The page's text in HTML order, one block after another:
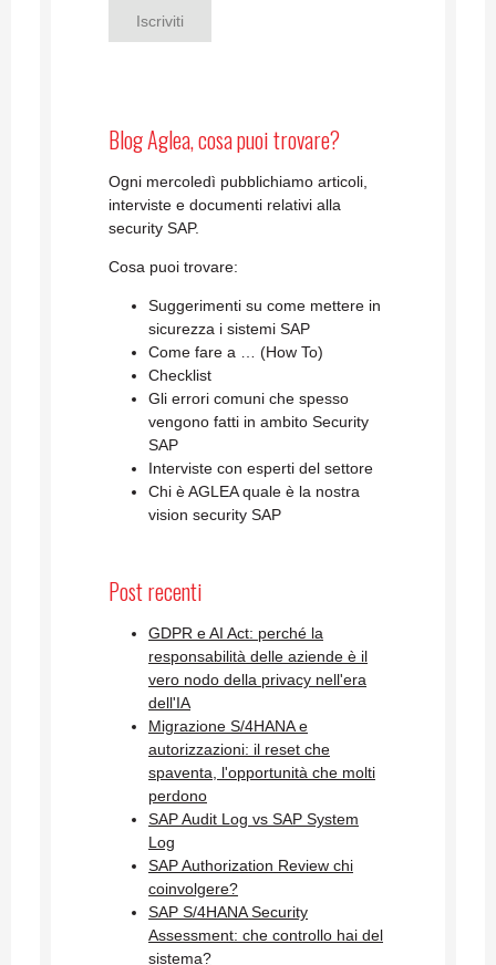
Blog Aglea, cosa puoi trovare?
Ogni mercoledì pubblichiamo articoli,
interviste e documenti relativi alla
security SAP.
Cosa puoi trovare:
Suggerimenti su come mettere in
sicurezza i sistemi SAP
Come fare a … (How To)
Checklist
Gli errori comuni che spesso
vengono fatti in ambito Security
SAP
Interviste con esperti del settore
Chi è AGLEA quale è la nostra
vision security SAP
Post recenti
GDPR e AI Act: perché la
responsabilità delle aziende è il
vero nodo della privacy nell'era
dell'IA
Migrazione S/4HANA e
autorizzazioni: il reset che
spaventa, l'opportunità che molti
perdono
SAP Audit Log vs SAP System
Log
SAP Authorization Review chi
coinvolgere?
SAP S/4HANA Security
Assessment: che controllo hai del
sistema?